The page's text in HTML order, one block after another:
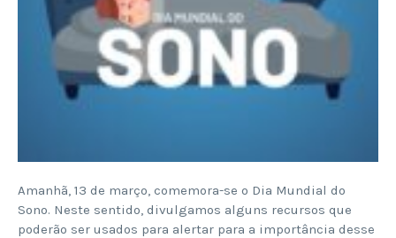
Amanhã, 13 de março, comemora-se o Dia Mundial do
Sono. Neste sentido, divulgamos alguns recursos que
poderão ser usados para alertar para a importância desse